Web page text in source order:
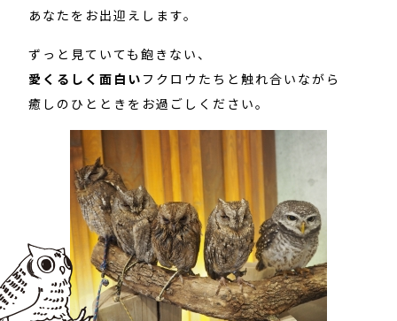
あなたをお出迎えします。
ずっと見ていても飽きない、
愛くるしく面白い フクロウたちと触れ合いながら
癒しのひとときをお過ごしください。